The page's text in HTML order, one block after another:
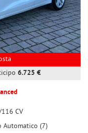
6.725 €
CV
Automatico (7)
utente